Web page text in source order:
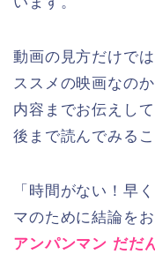
動画の見方だけで
ススメの映画なの
内容までお伝えし
後まで読んでみる
「時間がない！早
マのために結論をお
アンパンマン だだ